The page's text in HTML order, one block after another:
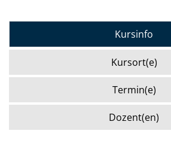
Kursinfo
Kursort(e)
Termin(e)
Dozent(en)